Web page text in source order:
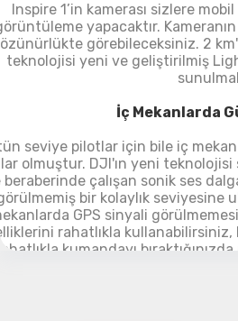
Inspire 1’in kamerası sizlere
yapacaktır.
görebileceksiniz. 2
teknolojisi yeni ve geliştirilmiş
İç Mekanlarda
seviye pilotlar için bile iç
olmuştur. DJI'ın yeni
beraberinde çalışan sonik ses
bir kolaylık seviyesine
GPS sinyali
rahatlıkla
kumandayı